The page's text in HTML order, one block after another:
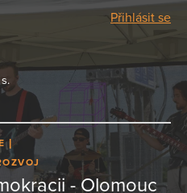
Přihlásit se
- Olomouc